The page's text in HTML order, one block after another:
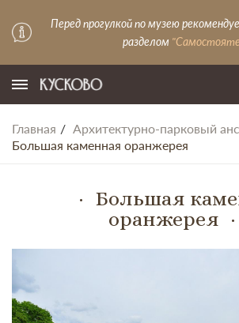
Перед прогулкой по музею
разделом
Главная
Архитектурно-парковый
Большая каменная оранжерея
Большая
оранжерея